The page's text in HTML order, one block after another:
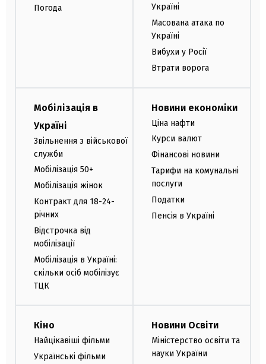
Погода
Україні
Масована атака по
Україні
Вибухи у Росії
Втрати ворога
Мобілізація в
Україні
Звільнення з військової
служби
Мобілізація 50+
Мобілізація жінок
Контракт для 18-24-
річних
Відстрочка від
мобілізації
Мобілізація в Україні:
скільки осіб мобілізує
ТЦК
Новини економіки
Ціна нафти
Курси валют
Фінансові новини
Тарифи на комунальні
послуги
Податки
Пенсія в Україні
Кіно
Найцікавіші фільми
Українські фільми
Новини Освіти
Міністерство освіти та
науки України